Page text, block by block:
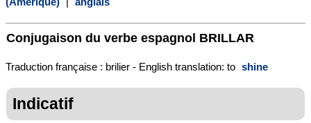
Conjugaison du verbe espagnol BRILLAR
Traduction française : brilier - English translation: to shine
Indicatif